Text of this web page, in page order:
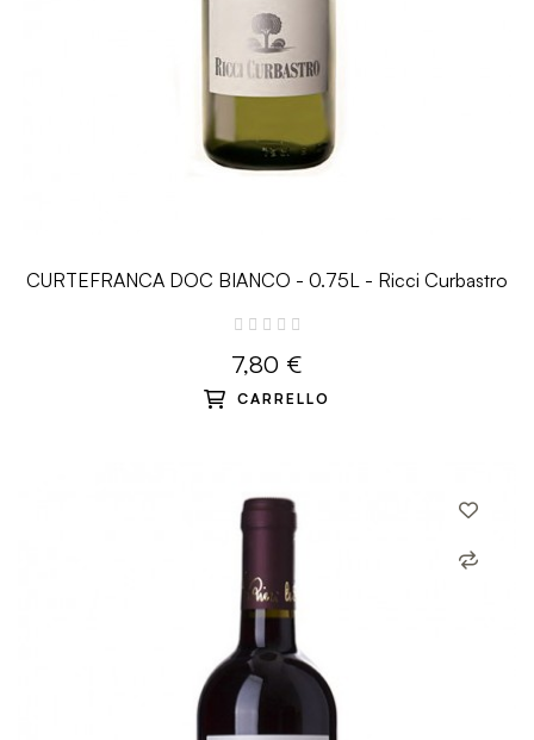
CURTEFRANCA DOC BIANCO - 0.75L - Ricci Curbastro
7,80 €
CARRELLO